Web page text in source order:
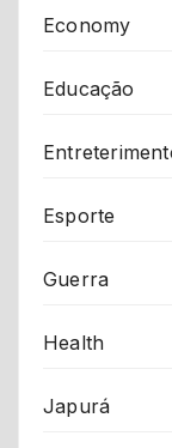
Economy
Educação
Esporte
Guerra
Health
Japurá